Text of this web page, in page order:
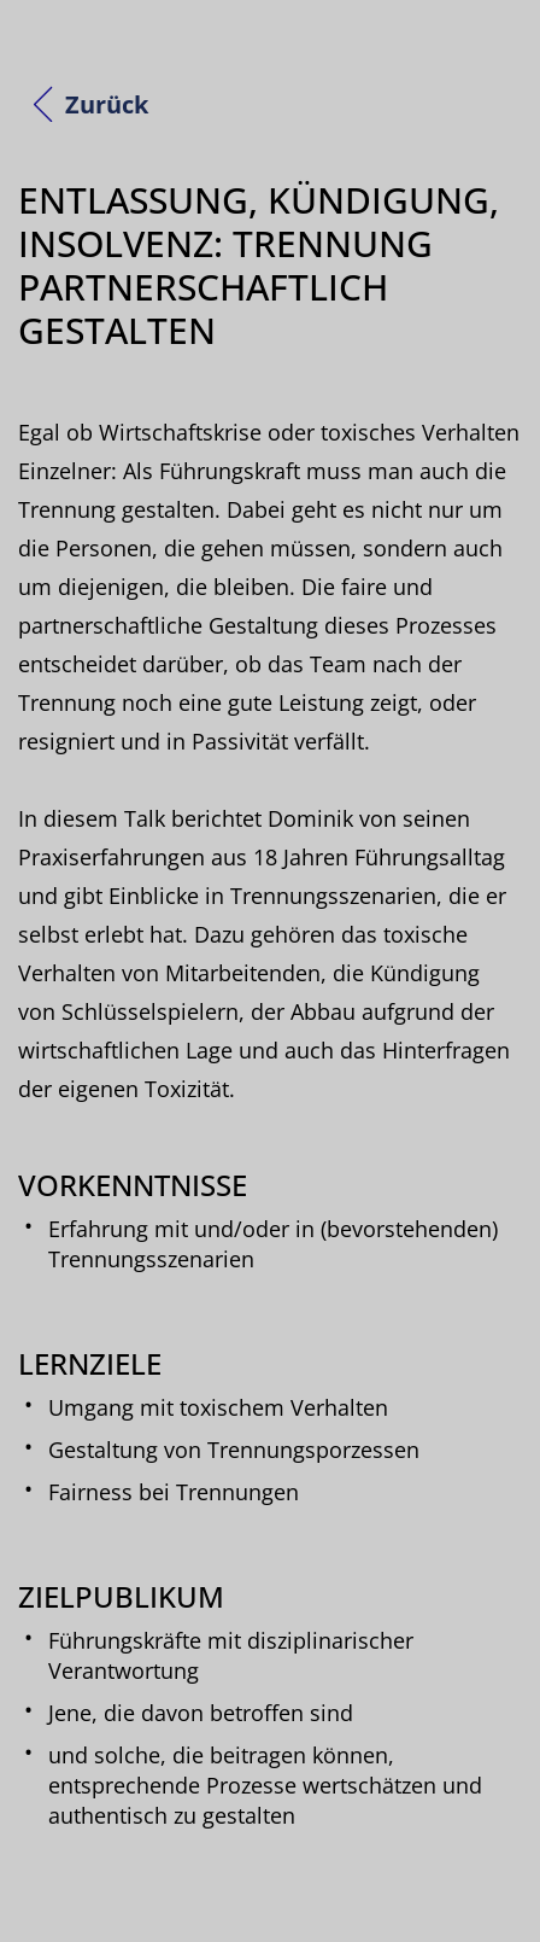
Zurück
ENTLASSUNG, KÜNDIGUNG,
INSOLVENZ: TRENNUNG
PARTNERSCHAFTLICH
GESTALTEN
Egal ob Wirtschaftskrise oder toxisches Verhalten
Einzelner: Als Führungskraft muss man auch die
Trennung gestalten. Dabei geht es nicht nur um
die Personen, die gehen müssen, sondern auch
um diejenigen, die bleiben. Die faire und
partnerschaftliche Gestaltung dieses Prozesses
entscheidet darüber, ob das Team nach der
Trennung noch eine gute Leistung zeigt, oder
resigniert und in Passivität verfällt.
In diesem Talk berichtet Dominik von seinen
Praxiserfahrungen aus 18 Jahren Führungsalltag
und gibt Einblicke in Trennungsszenarien, die er
selbst erlebt hat. Dazu gehören das toxische
Verhalten von Mitarbeitenden, die Kündigung
von Schlüsselspielern, der Abbau aufgrund der
wirtschaftlichen Lage und auch das Hinterfragen
der eigenen Toxizität.
VORKENNTNISSE
Erfahrung mit und/oder in (bevorstehenden)
Trennungsszenarien
LERNZIELE
Umgang mit toxischem Verhalten
Gestaltung von Trennungsporzessen
Fairness bei Trennungen
ZIELPUBLIKUM
Führungskräfte mit disziplinarischer
Verantwortung
Jene, die davon betroffen sind
und solche, die beitragen können,
entsprechende Prozesse wertschätzen und
authentisch zu gestalten